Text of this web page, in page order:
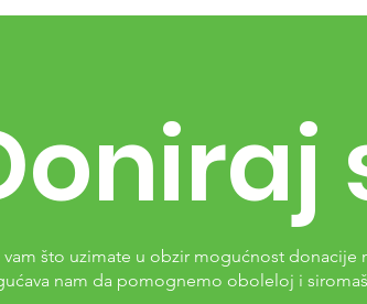
vam što uzimate u obzir mogućnost donacije
nam da pomognemo oboleloj i